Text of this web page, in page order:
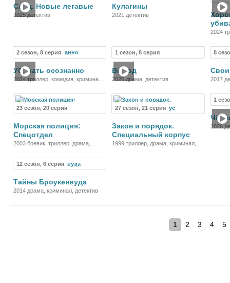
След. Новые легавые
2025 детектив
Кулагины
2021 детектив
2024
2 сезон, 8 серия Сериал
Убивать осознанно
2024 триллер, комедия, криминал,
1 сезон, 8 серия
Выход
2026 драма, детектив
8
Свои
2017
23 сезон, 20 серия
Сериал
Морская полиция:
Спецотдел
2003 боевик, триллер, драма,
27 сезон, 21 серия
Сериал
Закон и порядок.
Специальный корпус
1999 триллер, драма, криминал,
1
2026
12 сезон, 6 серия Сериал
Тайны Броукенвуда
2014 драма, криминал, детектив
1 2 3 4 5